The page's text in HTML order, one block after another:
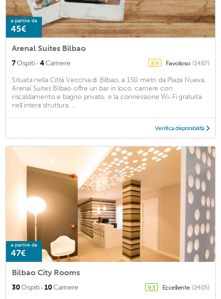
a partire da
45€
Arenal Suites Bilbao
7Ospiti · 4Camere 8,9 Favoloso (1487)
Situata nella Città Vecchia di Bilbao, a 150 metri da Plaza Nueva,
Arenal Suites Bilbao offre un bar in loco, camere con
riscaldamento e bagno privato, e la connessione Wi-Fi gratuita
nell'intera struttura. ...
Verifica disponibilità
a partire da
47€
Bilbao City Rooms
30Ospiti · 10Camere 9,3 Eccellente (2405)